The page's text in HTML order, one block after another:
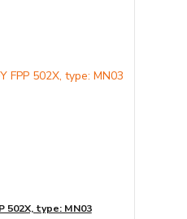
502X, type: MN03